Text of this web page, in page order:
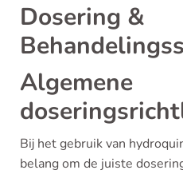
Dosering &
Algemene
Bij het gebruik van
belang om de juiste